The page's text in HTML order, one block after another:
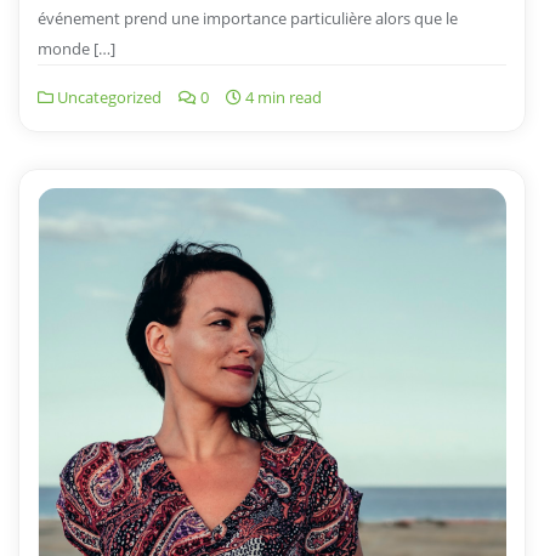
événement prend une importance particulière alors que le
monde […]
Uncategorized 0 4 min read